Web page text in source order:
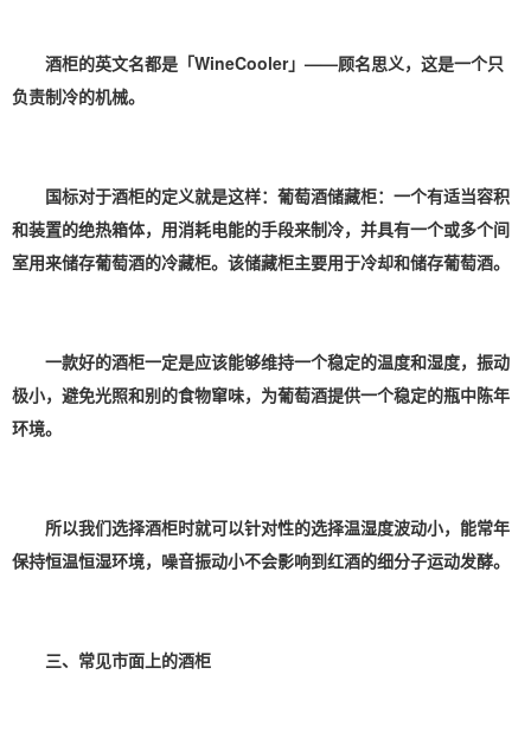
酒柜的英文名都是「WineCooler」——顾名思义，这是一个只
负责制冷的机械。
国标对于酒柜的定义就是这样：葡萄酒储藏柜：一个有适当容积
和装置的绝热箱体，用消耗电能的手段来制冷，并具有一个或多个间
室用来储存葡萄酒的冷藏柜。该储藏柜主要用于冷却和储存葡萄酒。
一款好的酒柜一定是应该能够维持一个稳定的温度和湿度，振动
极小，避免光照和别的食物窜味，为葡萄酒提供一个稳定的瓶中陈年
环境。
所以我们选择酒柜时就可以针对性的选择温湿度波动小，能常年
保持恒温恒湿环境，噪音振动小不会影响到红酒的细分子运动发酵。
三、常见市面上的酒柜